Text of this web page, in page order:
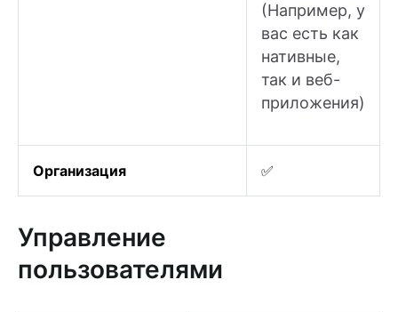
(Например, у
вас есть как
нативные,
так и веб-
приложения)
Организация ✅
Управление
пользователями